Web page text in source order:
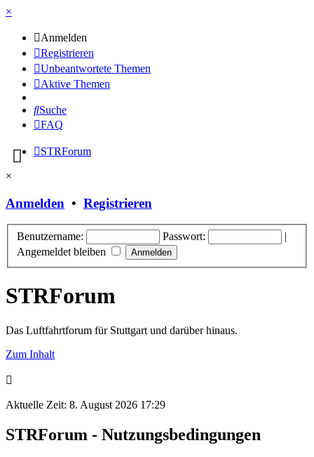
×
Anmelden
Registrieren
Unbeantwortete Themen
Aktive Themen
Suche
FAQ
STRForum
×
Anmelden • Registrieren
Benutzername: Passwort:
|
Angemeldet bleiben
STRForum
Das Luftfahrtforum für Stuttgart und darüber hinaus.
Zum Inhalt
Aktuelle Zeit: 8. August 2026 17:29
STRForum - Nutzungsbedingungen